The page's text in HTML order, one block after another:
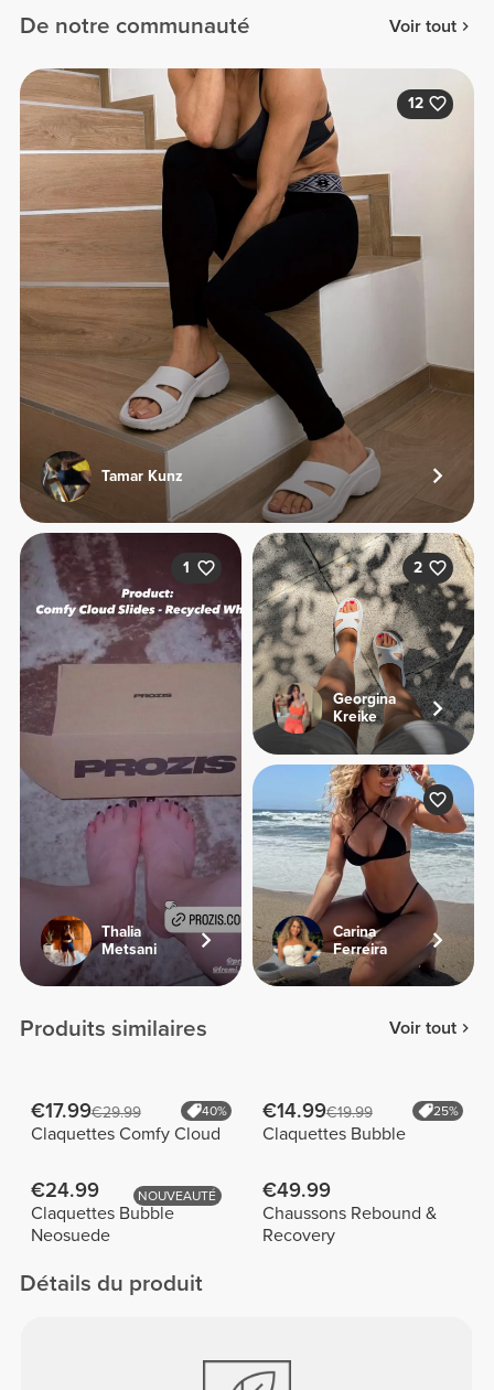
De notre communauté Voir tout
12
Tamar Kunz
1
Thalia
Metsani
2
Georgina
Kreike
Carina
Ferreira
Produits similaires Voir tout
€17.99€29.99 40%
Claquettes Comfy Cloud
€14.99€19.99 25%
Claquettes Bubble
NOUVEAUTÉ
€24.99
Claquettes Bubble
Neosuede
€49.99
Chaussons Rebound &
Recovery
Détails du produit